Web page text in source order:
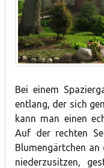
Bei einem
entlang, der sich
kann man einen
Auf der rechten
Blumengärtchen an
niederzusitzen,